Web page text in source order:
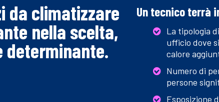
da climatizzare
nella scelta,
determinante.
Un tecnico terrà
La tipologia
ufficio dove
calore
Numero di
persone
Esposizione